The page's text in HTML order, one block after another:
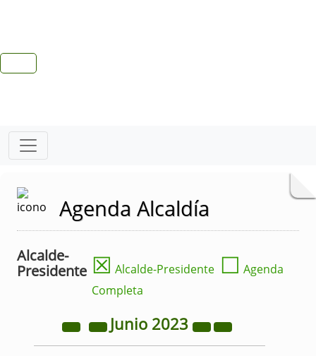
Agenda Alcaldía
Alcalde-
Presidente ☒ Alcalde-Presidente ☐ Agenda
Completa
Junio 2023